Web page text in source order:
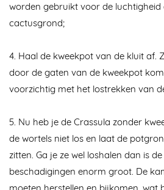
worden gebruikt voor de luchtigheid
cactusgrond;
4. Haal de kweekpot van de kluit af.
door de gaten van de kweekpot
voorzichtig met het lostrekken van
5. Nu heb je de Crassula zonder
de wortels niet los en laat de
zitten. Ga je ze wel loshalen dan is
beschadigingen enorm groot. De